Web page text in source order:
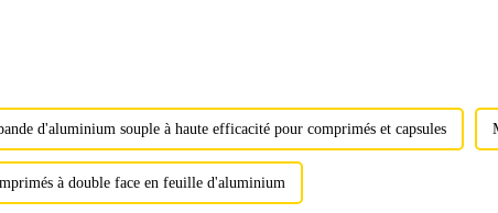
d'aluminium souple à haute efficacité pour comprimés et capsules
à double face en feuille d'aluminium